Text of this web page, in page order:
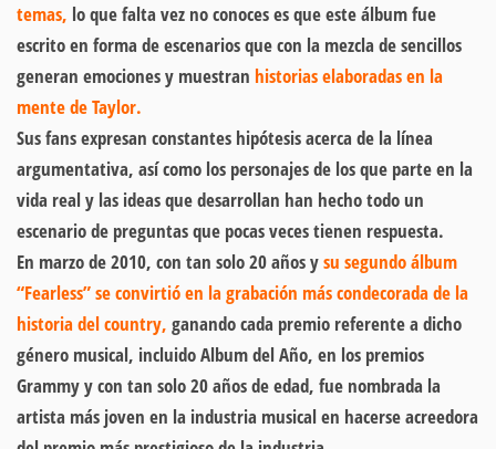
temas, lo que falta vez no conoces es que este álbum fue
escrito en forma de escenarios que con la mezcla de sencillos
generan emociones y muestran historias elaboradas en la
mente de Taylor.
Sus fans expresan constantes hipótesis acerca de la línea
argumentativa, así como los personajes de los que parte en la
vida real y las ideas que desarrollan han hecho todo un
escenario de preguntas que pocas veces tienen respuesta.
En marzo de 2010, con tan solo 20 años ysu segundo álbum
“Fearless” se convirtió en la grabación más condecorada de la
historia del country, ganando cada premio referente a dicho
género musical, incluido Album del Año, en los premios
Grammy y con tan solo 20 años de edad, fue nombrada la
artista más joven en la industria musical en hacerse acreedora